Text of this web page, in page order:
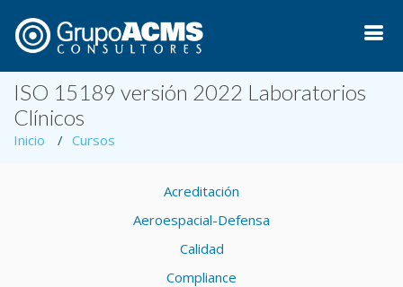
ISO 15189 versión 2022 Laboratorios
Clínicos
Inicio Cursos
Acreditación
Aeroespacial-Defensa
Calidad
Compliance